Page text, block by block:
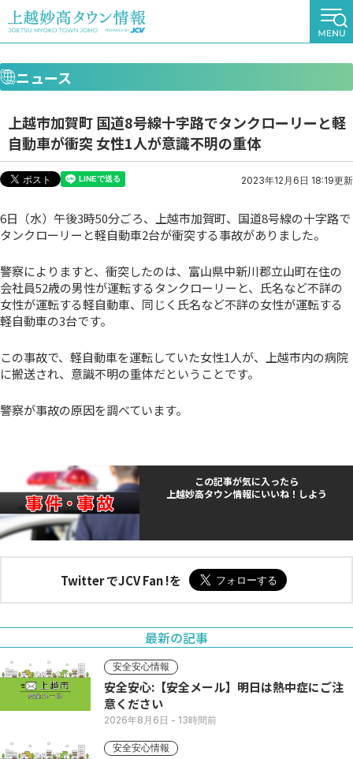
ニュース
上越市加賀町 国道8号線十字路でタンクローリーと軽
自動車が衝突 女性1人が意識不明の重体
2023年12月6日 18:19更新
6日（水）午後3時50分ごろ、上越市加賀町、国道8号線の十字路で
タンクローリーと軽自動車2台が衝突する事故がありました。
警察によりますと、衝突したのは、富山県中新川郡立山町在住の
会社員52歳の男性が運転するタンクローリーと、氏名など不詳の
女性が運転する軽自動車、同じく氏名など不詳の女性が運転する
軽自動車の3台です。
この事故で、軽自動車を運転していた女性1人が、上越市内の病院
に搬送され、意識不明の重体だということです。
警察が事故の原因を調べています。
この記事が気に入ったら
上越妙高タウン情報にいいね！しよう
Twitter でJCV Fan !を
最新の記事
安全安心情報
安全安心:【安全メール】明日は熱中症にご注
意ください
2026年8月6日 - 13時間前
安全安心情報